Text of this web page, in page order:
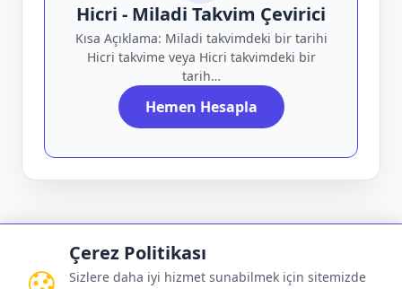
Hicri - Miladi Takvim Çevirici
Kısa Açıklama: Miladi takvimdeki bir tarihi
Hicri takvime veya Hicri takvimdeki bir
tarih…
Hemen Hesapla
Çerez Politikası
Sizlere daha iyi hizmet sunabilmek için sitemizde